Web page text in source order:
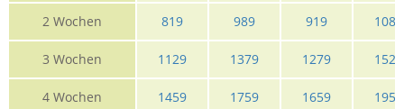
2 Wochen 819 989 919 1089
3 Wochen 1129 1379 1279 1529
4 Wochen 1459 1759 1659 1959